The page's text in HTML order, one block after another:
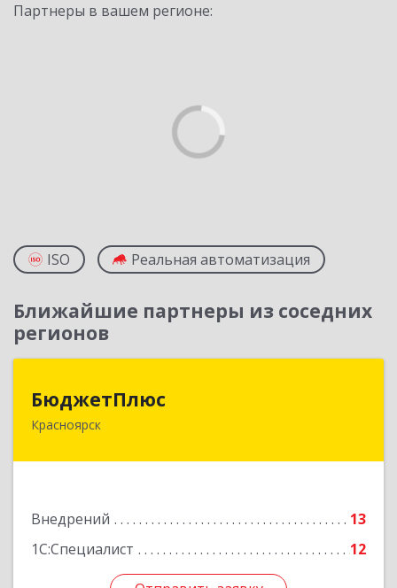
Партнеры в вашем регионе:
ISO Реальная автоматизация
Ближайшие партнеры из соседних
регионов
БюджетПлюс
Красноярск
Внедрений
13
1С:Специалист
12
660028, Красноярский край, Красноярск г,